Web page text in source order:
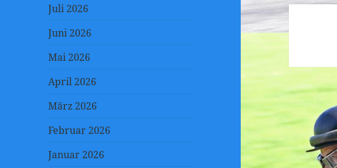
Juli 2026
Juni 2026
Mai 2026
April 2026
März 2026
Februar 2026
Januar 2026